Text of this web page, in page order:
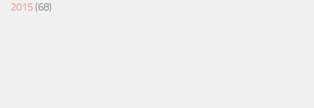
2015 (68)